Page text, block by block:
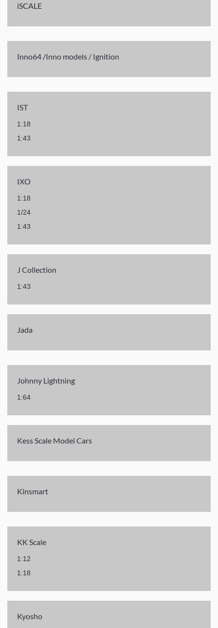
iSCALE
Inno64 /Inno models / Ignition
IST
1:18
1:43
IXO
1:18
1/24
1:43
J Collection
1:43
Jada
Johnny Lightning
1:64
Kess Scale Model Cars
Kinsmart
KK Scale
1:12
1:18
Kyosho